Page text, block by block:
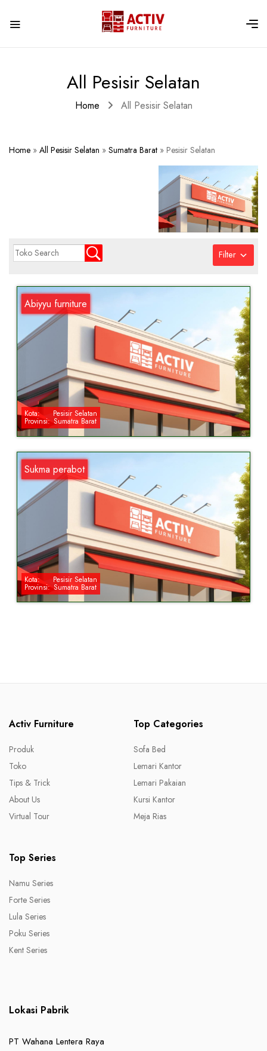
All Pesisir Selatan
Home All Pesisir Selatan
Home » All Pesisir Selatan » Sumatra Barat » Pesisir Selatan
Filter
Abiyyu furniture
Kota: Pesisir Selatan
Provinsi: Sumatra Barat
Sukma perabot
Kota: Pesisir Selatan
Provinsi: Sumatra Barat
Activ Furniture
Produk
Toko
Tips & Trick
About Us
Virtual Tour
Top Categories
Sofa Bed
Lemari Kantor
Lemari Pakaian
Kursi Kantor
Meja Rias
Top Series
Namu Series
Forte Series
Lula Series
Poku Series
Kent Series
Lokasi Pabrik
PT Wahana Lentera Raya